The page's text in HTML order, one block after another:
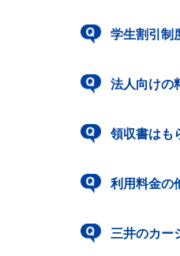
学生割引制
法人向けの
領収書はも
利用料金の
三井のカー